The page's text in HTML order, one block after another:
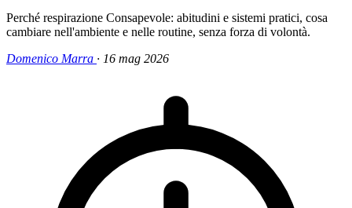
Perché respirazione Consapevole: abitudini e sistemi pratici, cosa
cambiare nell'ambiente e nelle routine, senza forza di volontà.
Domenico Marra · 16 mag 2026